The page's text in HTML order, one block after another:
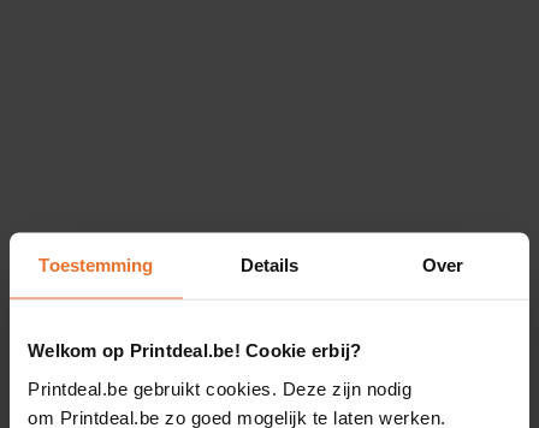
Toestemming Details Over
Welkom op Printdeal.be! Cookie erbij?
Printdeal.be gebruikt cookies. Deze zijn nodig
om Printdeal.be zo goed mogelijk te laten werken.